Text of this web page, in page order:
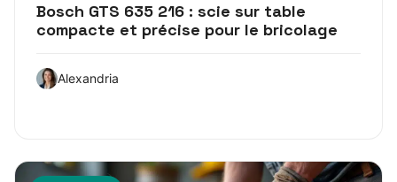
Bosch GTS 635 216 : scie sur table
compacte et précise pour le bricolage
Alexandria